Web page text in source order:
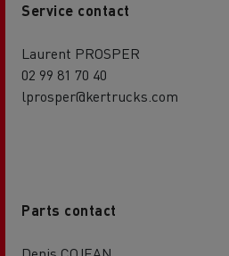
Service contact
Laurent PROSPER
02 99 81 70 40
lprosper@kertrucks.com
Parts contact